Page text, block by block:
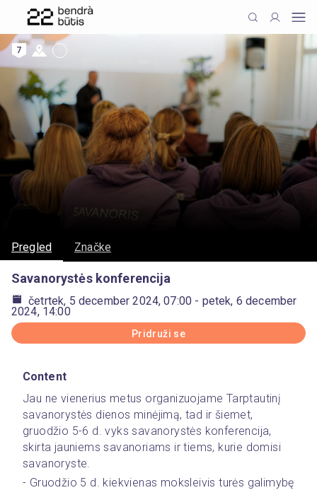
7
Pregled Značke
Savanorystės konferencija
četrtek, 5 december 2024, 07:00 - petek, 6 december
2024, 14:00
Pridruži se
Content
Jau ne vienerius metus organizuojame Tarptautinį
savanorystės dienos minėjimą, tad ir šiemet,
gruodžio 5-6 d. vyks savanorystės konferencija,
skirta jauniems savanoriams ir tiems, kurie domisi
savanoryste.
- Gruodžio 5 d. kiekvienas moksleivis turės galimybę